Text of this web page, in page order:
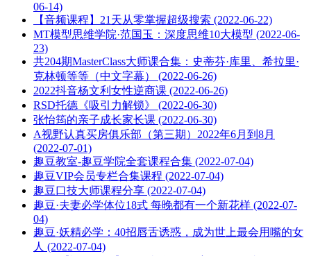
06-14)
【音频课程】21天从零掌握超级搜索 (2022-06-22)
MT模型思维学院·范国玉：深度思维10大模型 (2022-06-
23)
共204期MasterClass大师课合集：史蒂芬·库里、希拉里·
克林顿等等（中文字幕） (2022-06-26)
2022抖音杨文利女性逆商课 (2022-06-26)
RSD托德《吸引力解锁》 (2022-06-30)
张怡筠的亲子成长家长课 (2022-06-30)
A视野认真买房俱乐部（第三期）2022年6月到8月
(2022-07-01)
趣豆教室-趣豆学院全套课程合集 (2022-07-04)
趣豆VIP会员专栏合集课程 (2022-07-04)
趣豆口技大师课程分享 (2022-07-04)
趣豆·夫妻必学体位18式 每晚都有一个新花样 (2022-07-
04)
趣豆·妖精必学：40招唇舌诱惑，成为世上最会用嘴的女
人 (2022-07-04)